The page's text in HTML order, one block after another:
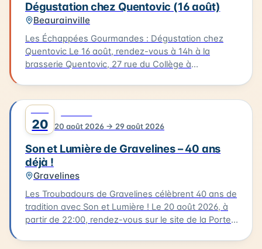
Dégustation chez Quentovic (16 août)
Beaurainville
Les Échappées Gourmandes : Dégustation chez
Quentovic Le 16 août, rendez-vous à 14h à la
brasserie Quentovic, 27 rue du Collège à
plongez dans l'univers de deux frères passionnés
par les bières de caractère. Après cette
dégustation, arpentez Beaurainville lors d'une
lieux apaisants. Le parcours mesure 5 km et devrait
20 20 août 2026 → 29 août 2026
Son et Lumière de Gravelines – 40 ans
déjà !
Gravelines
Les Troubadours de Gravelines célèbrent 40 ans de
tradition avec Son et Lumière ! Le 20 août 2026, à
partir de 22:00, rendez-vous sur le site de la Porte